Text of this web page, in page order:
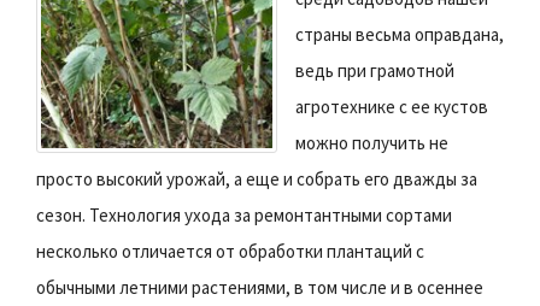
страны весьма оправдана,
ведь при грамотной
агротехнике с ее кустов
можно получить не
просто высокий урожай, а еще и собрать его дважды за
сезон. Технология ухода за ремонтантными сортами
несколько отличается от обработки плантаций с
обычными летними растениями, в том числе и в осеннее